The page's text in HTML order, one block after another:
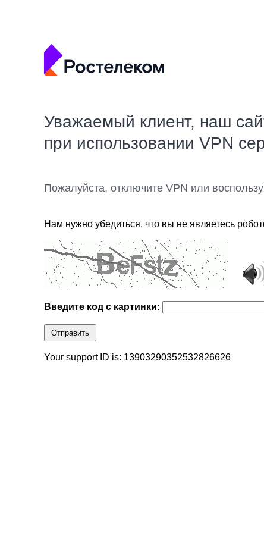
Уважаемый клиент, наш
при использовании VPN
Пожалуйста, отключите VPN или
Нам нужно убедиться, что вы не являетесь
Введите код с картинки:
Отправить
Your support ID is: 13903290352532826626